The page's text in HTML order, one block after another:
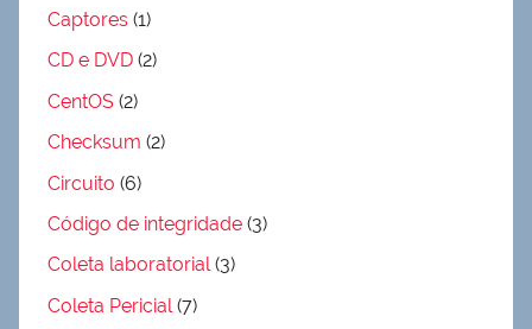
Captores (1)
CD e DVD (2)
CentOS (2)
Checksum (2)
Circuito (6)
Código de integridade (3)
Coleta laboratorial(3)
Coleta Pericial (7)